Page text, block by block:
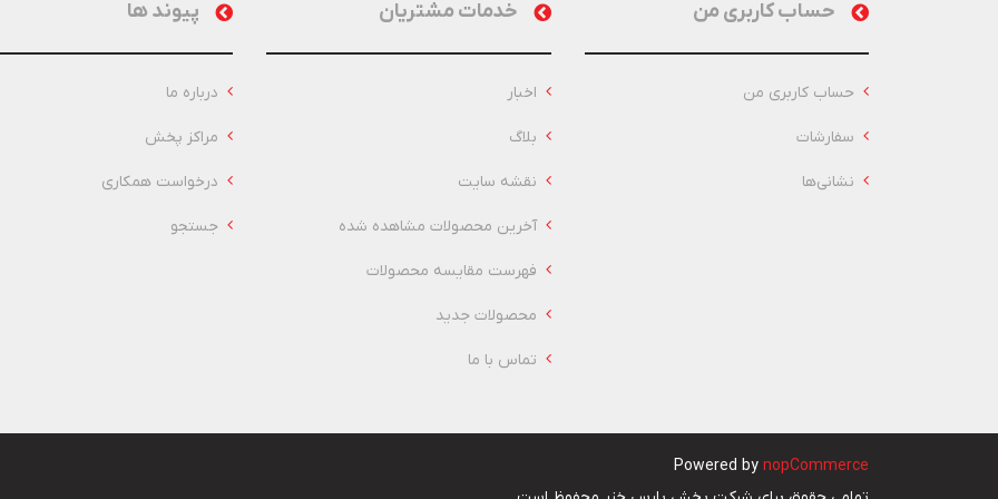
حساب کاربری من
حساب کاربری من
سفارشات
نشانی‌ها
خدمات مشتریان
اخبار
بلاگ
نقشه سایت
آخرین محصولات مشاهده شده
فهرست مقایسه محصولات
محصولات جدید
تماس با ما
پیوند ها
درباره ما
مراکز پخش
درخواست همکاری
جستجو
Powered bynopCommerce